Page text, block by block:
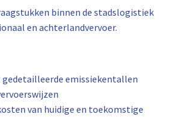
binnen de stadslogistiek
en achterlandvervoer.
gedetailleerde emissiekentallen
van huidige en toekomstige